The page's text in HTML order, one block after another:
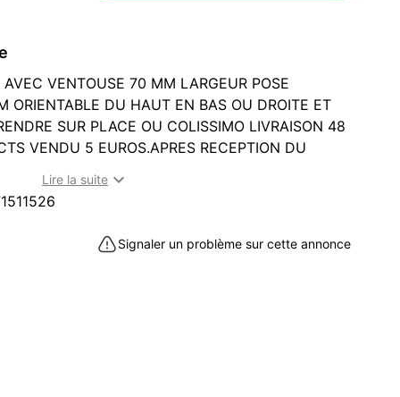
VENTOUSE 70 MM LARGEUR POSE
ORIENTABLE DU HAUT EN BAS OU DROITE ET
SUR PLACE OU COLISSIMO LIVRAISON 48
VENDU 5 EUROS.APRES RECEPTION DU
(62270) : téléphones et tablettes à acheter dans le Pas-
Lire la suite 
Signaler un problème sur cette annonce